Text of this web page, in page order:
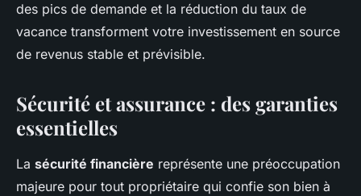
des pics de demande et la réduction du taux de
vacance transforment votre investissement en source
de revenus stable et prévisible.
Sécurité et assurance : des garanties
essentielles
La sécurité financière représente une préoccupation
majeure pour tout propriétaire qui confie son bien à